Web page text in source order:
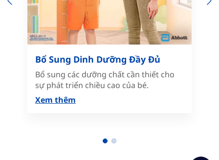
Bổ Sung Dinh Dưỡng Đầy Đủ
Bổ sung các dưỡng chất cần thiết cho
sự phát triển chiều cao của bé.
Xem thêm